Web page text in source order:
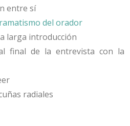
entre sí
del orador
larga introducción
final de la entrevista con la
radiales